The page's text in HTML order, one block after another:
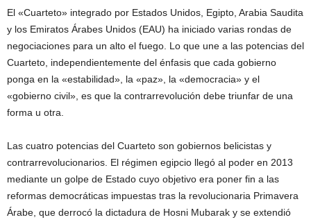
El «Cuarteto» integrado por Estados Unidos, Egipto, Arabia Saudita
y los Emiratos Árabes Unidos (EAU) ha iniciado varias rondas de
negociaciones para un alto el fuego. Lo que une a las potencias del
Cuarteto, independientemente del énfasis que cada gobierno
ponga en la «estabilidad», la «paz», la «democracia» y el
«gobierno civil», es que la contrarrevolución debe triunfar de una
forma u otra.
Las cuatro potencias del Cuarteto son gobiernos belicistas y
contrarrevolucionarios. El régimen egipcio llegó al poder en 2013
mediante un golpe de Estado cuyo objetivo era poner fin a las
reformas democráticas impuestas tras la revolucionaria Primavera
Árabe, que derrocó la dictadura de Hosni Mubarak y se extendió